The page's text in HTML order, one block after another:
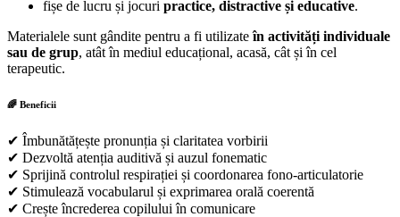
fișe de lucru și jocuri practice, distractive și educative.
Materialele sunt gândite pentru a fi utilizateîn activități individuale
sau de grup, atât în mediul educațional, acasă, cât și în cel
terapeutic.
🌈 Beneficii
✔ Îmbunătățește pronunția și claritatea vorbirii
✔ Dezvoltă atenția auditivă și auzul fonematic
✔ Sprijină controlul respirației și coordonarea fono-articulatorie
✔ Stimulează vocabularul și exprimarea orală coerentă
✔ Crește încrederea copilului în comunicare